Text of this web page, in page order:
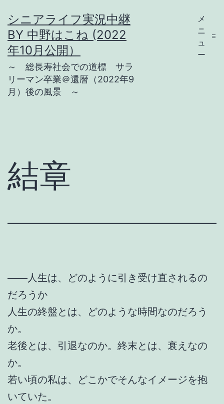
ン
テ
ン
へ
シニアライフ実況中継
BY 中野はこね (2022
年10月公開）
～ 総長寿社会での道標 サラ
リーマン卒業＠還暦（2022年9
月）後の風景 ～
メ
ニ
ュ
ー
結章
――人生は、どのように引き受け直されるの
だろうか
人生の終盤とは、どのような時間なのだろう
か。
老後とは、引退なのか。終末とは、衰えなの
か。
若い頃の私は、どこかでそんなイメージを抱
いていた。